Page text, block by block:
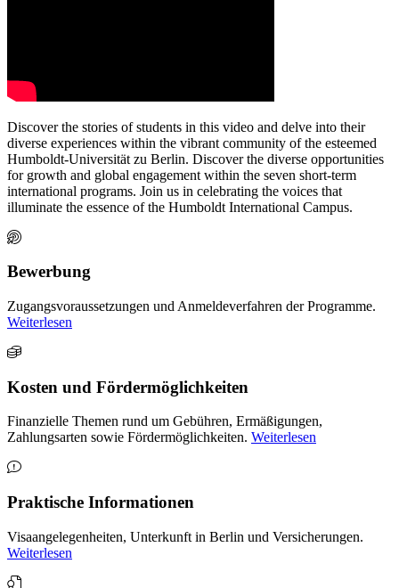
Discover the stories of students in this video and delve into their
diverse experiences within the vibrant community of the esteemed
Humboldt-Universität zu Berlin. Discover the diverse opportunities
for growth and global engagement within the seven short-term
international programs. Join us in celebrating the voices that
illuminate the essence of the Humboldt International Campus.
Bewerbung
Zugangsvoraussetzungen und Anmeldeverfahren der Programme.
Weiterlesen
Kosten und Fördermöglichkeiten
Finanzielle Themen rund um Gebühren, Ermäßigungen,
Zahlungsarten sowie Fördermöglichkeiten. Weiterlesen
Praktische Informationen
Visaangelegenheiten, Unterkunft in Berlin und Versicherungen.
Weiterlesen